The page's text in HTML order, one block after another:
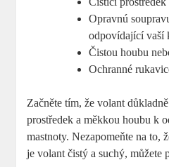
Opravnú
odpovídající vaší
Čistou houbu
Ochranné
Začněte tím, že volant
prostředek a měkkou houbu k
mastnoty. Nezapomeňte na to,
je volant čistý a suchý, můžete